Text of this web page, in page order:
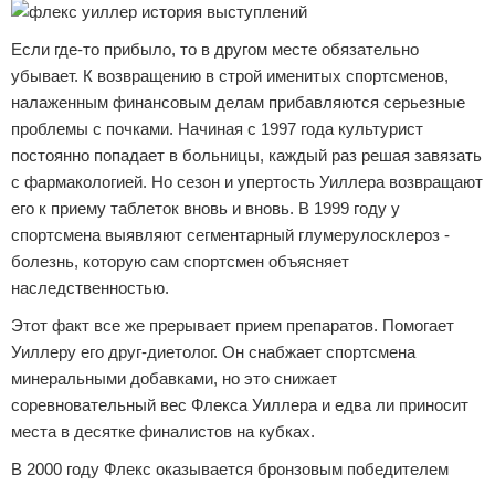
Если где-то прибыло, то в другом месте обязательно
убывает. К возвращению в строй именитых спортсменов,
налаженным финансовым делам прибавляются серьезные
проблемы с почками. Начиная с 1997 года культурист
постоянно попадает в больницы, каждый раз решая завязать
с фармакологией. Но сезон и упертость Уиллера возвращают
его к приему таблеток вновь и вновь. В 1999 году у
спортсмена выявляют сегментарный глумерулосклероз -
болезнь, которую сам спортсмен объясняет
наследственностью.
Этот факт все же прерывает прием препаратов. Помогает
Уиллеру его друг-диетолог. Он снабжает спортсмена
минеральными добавками, но это снижает
соревновательный вес Флекса Уиллера и едва ли приносит
места в десятке финалистов на кубках.
В 2000 году Флекс оказывается бронзовым победителем